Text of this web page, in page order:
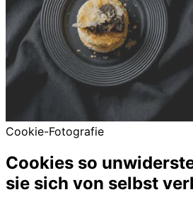
Cookie-Fotografie
Cookies so
sie sich von selbst